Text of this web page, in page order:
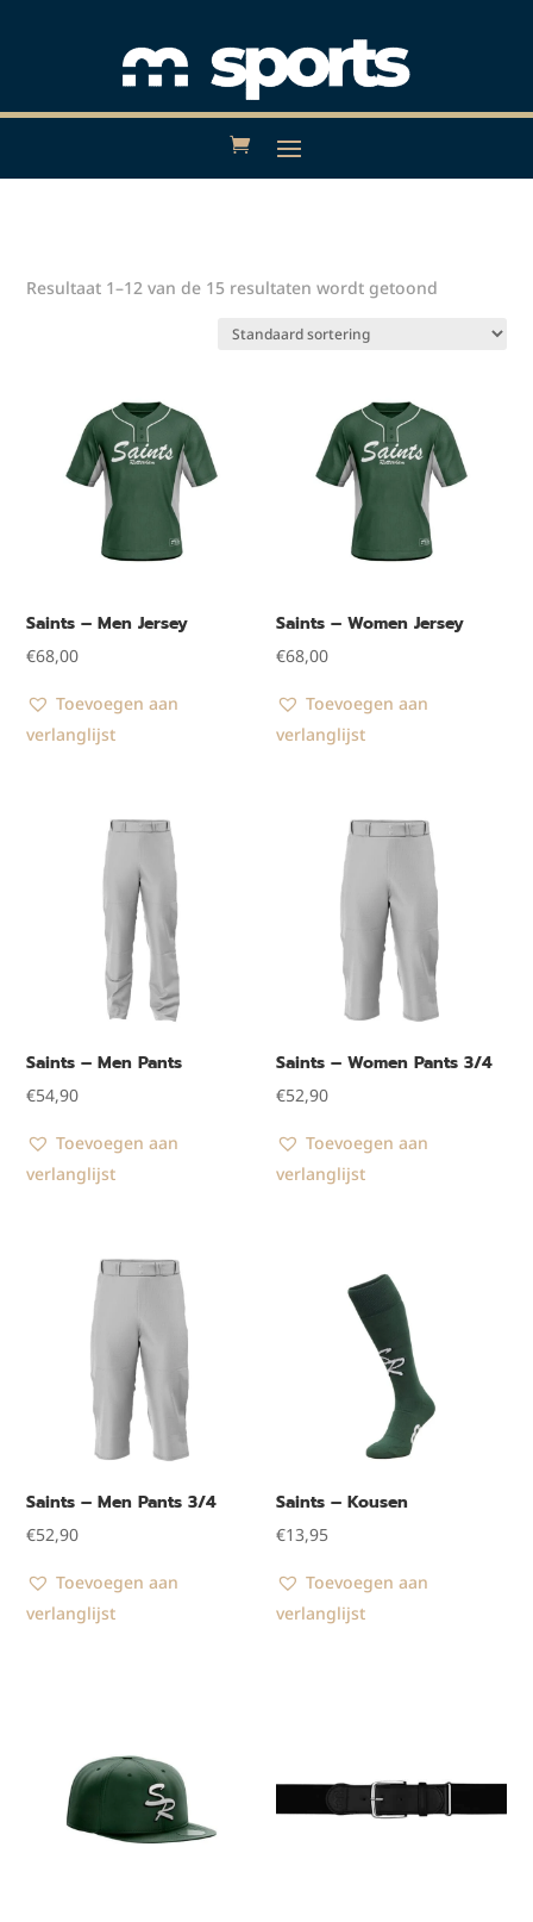
Resultaat 1–12 van de 15 resultaten wordt getoond
Saints – Men Jersey
€68,00
Toevoegen aan
verlanglijst
Saints – Women Jersey
€68,00
Toevoegen aan
verlanglijst
Saints – Men Pants
€54,90
Toevoegen aan
verlanglijst
Saints – Women Pants 3/4
€52,90
Toevoegen aan
verlanglijst
Saints – Men Pants 3/4
€52,90
Toevoegen aan
verlanglijst
Saints – Kousen
€13,95
Toevoegen aan
verlanglijst